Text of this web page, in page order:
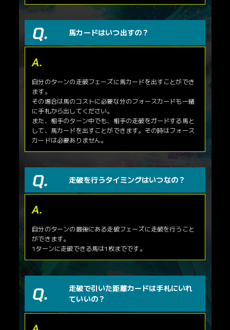
馬カードはいつ出すの？
自分のターンの走破フェーズに馬カードを出すことができ
ます。
その場合は馬のコストに必要な分のフォースカードも一緒
に手札から出してください。
また、相手のターン中でも、相手の走破をガードする馬と
して、馬カードを出すことができます。その時はフォース
カードは必要ありません。
走破を行うタイミングはいつなの？
自分のターンの最後にある走破フェーズに走破を行うこと
ができます。
1ターンに走破できる馬は1枚までです。
走破で引いた距離カードは手札にいれ
ていいの？
SDF-95
フォース 短距離
フォース マイル
SDF-97
SDF-98
フォース 長距離
SDF-016R
アスコリピチェーノ
SDF-018R
キングカメハメハ
SDF-024R
ブエナビスタ
SDF-025R
アパパネ
SDF-035R
ドウデュース
SDF-037R
SDF-047R
ディープインパクト
SDF-048R
アーモンドアイ
SDF-049R
スペシャルレアカード
カードNo.
SDF-047SR アーモンドアイシリアルレアの母数：10
SDF-049SR